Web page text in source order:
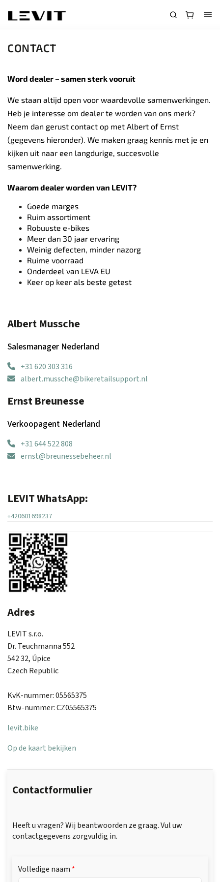
CONTACT
Word dealer – samen sterk vooruit
We staan altijd open voor waardevolle samenwerkingen.
Heb je interesse om dealer te worden van ons merk?
Neem dan gerust contact op met Albert of Ernst
(gegevens hieronder). We maken graag kennis met je en
kijken uit naar een langdurige, succesvolle
samenwerking.
Waarom dealer worden van LEVIT?
Goede marges
Ruim assortiment
Robuuste e-bikes
Meer dan 30 jaar ervaring
Weinig defecten, minder nazorg
Ruime voorraad
Onderdeel van LEVA EU
Keer op keer als beste getest
Albert Mussche
Salesmanager Nederland
+31 620 303 316
albert.mussche@bikeretailsupport.nl
Ernst Breunesse
Verkoopagent Nederland
+31 644 522 808
ernst@breunessebeheer.nl
LEVIT WhatsApp:
+420601698237
Adres
LEVIT s.r.o.
Dr. Teuchmanna 552
542 32, Úpice
Czech Republic
KvK-nummer: 05565375
Btw-nummer: CZ05565375
levit.bike
Op de kaart bekijken
Contactformulier
Heeft u vragen? Wij beantwoorden ze graag. Vul uw
contactgegevens zorgvuldig in.
Volledige naam